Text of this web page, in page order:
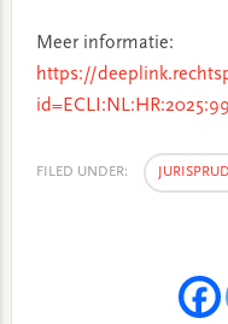
Meer informatie:
https://
FILED UNDER: